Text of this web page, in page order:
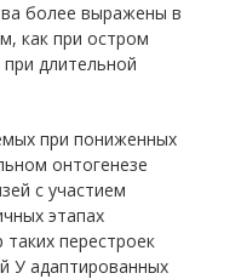
более выражены в
как при остром
длительной
при пониженных
онтогенезе
с участием
этапах
перестроек
У адаптированных